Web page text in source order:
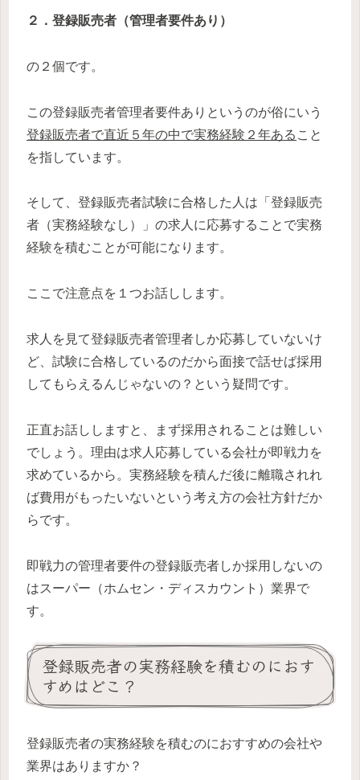
２．登録販売者（管理者要件あり）
の２個です。
この登録販売者管理者要件ありというのが俗にいう
登録販売者で直近５年の中で実務経験２年ある こと
を指しています。
そして、登録販売者試験に合格した人は「登録販売
者（実務経験なし）」の求人に応募することで実務
経験を積むことが可能になります。
ここで注意点を１つお話しします。
求人を見て登録販売者管理者しか応募していないけ
ど、試験に合格しているのだから面接で話せば採用
してもらえるんじゃないの？という疑問です。
正直お話ししますと、まず採用されることは難しい
でしょう。理由は求人応募している会社が即戦力を
求めているから。実務経験を積んだ後に離職されれ
ば費用がもったいないという考え方の会社方針だか
らです。
即戦力の管理者要件の登録販売者しか採用しないの
はスーパー（ホムセン・ディスカウント）業界で
す。
登録販売者の実務経験を積むのにおす
すめはどこ？
登録販売者の実務経験を積むのにおすすめの会社や
業界はありますか？